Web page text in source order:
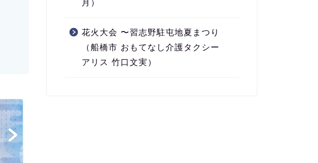
月）
花火大会 〜習志野駐屯地夏まつり
（船橋市 おもてなし介護タクシー
アリス 竹口文実）